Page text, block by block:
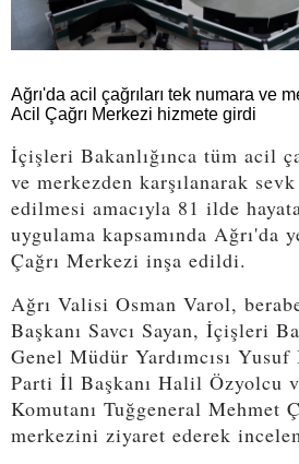
Ağrı'da acil çağrıları tek numara ve
Acil Çağrı Merkezi hizmete girdi
İçişleri Bakanlığınca tüm acil
ve merkezden karşılanarak
edilmesi amacıyla 81 ilde
uygulama kapsamında Ağrı'da
Çağrı Merkezi inşa edildi.
Ağrı Valisi Osman Varol,
Başkanı Savcı Sayan, İçişleri
Genel Müdür Yardımcısı
Parti İl Başkanı Halil Özyolcu
Komutanı Tuğgeneral Mehmet
merkezini ziyaret ederek